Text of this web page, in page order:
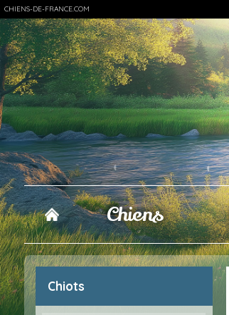
CHIENS-DE-FRANCE.COM
Chiens
Chiots